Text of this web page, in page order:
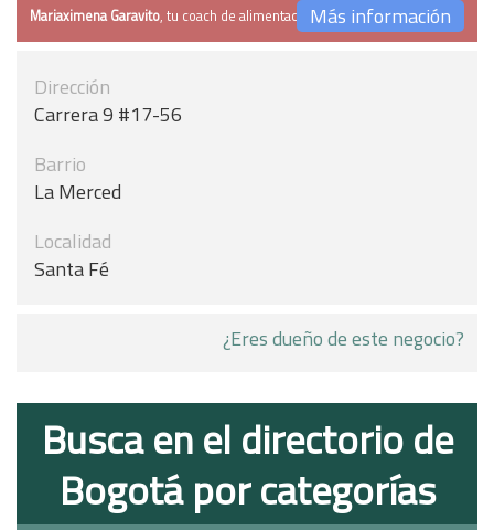
Mariaximena Garavito, tu coach de alimentaciónMás información
Dirección
Carrera 9 #17-56
Barrio
La Merced
Localidad
Santa Fé
¿Eres dueño de este negocio?
Busca en el directorio de
Bogotá por categorías